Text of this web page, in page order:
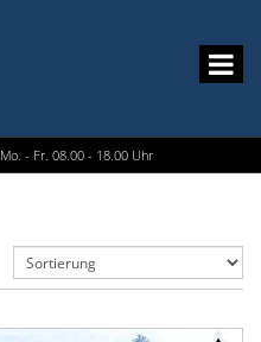
Mo. - Fr. 08.00 - 18.00 Uhr